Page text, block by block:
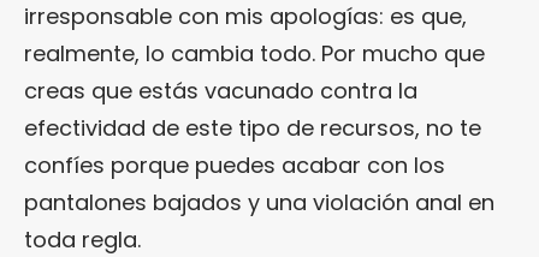
irresponsable con mis apologías: es que,
realmente, lo cambia todo. Por mucho que
creas que estás vacunado contra la
efectividad de este tipo de recursos, no te
confíes porque puedes acabar con los
pantalones bajados y una violación anal en
toda regla.